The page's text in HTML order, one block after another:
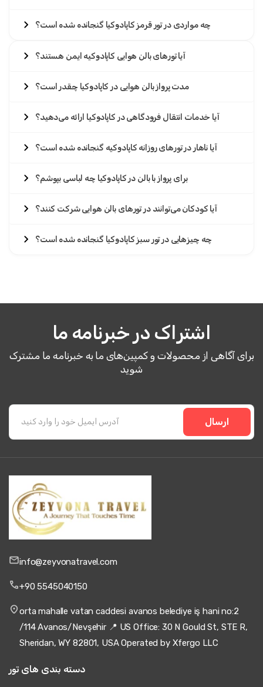
چه مواردی در تور قرمز کاپادوکیا گنجانده شده است؟
آیا تورهای بالن هوایی کاپادوکیه ایمن هستند؟
مدت پرواز بالن هوایی در کاپادوکیا چقدر است؟
آیا خدمات انتقال فرودگاهی در کاپادوکیا ارائه می‌دهید؟
آیا ناهار در تورهای روزانه کاپادوکیه گنجانده شده است؟
برای پرواز با بالن در کاپادوکیا چه لباسی بپوشم؟
آیا کودکان می‌توانند در تورهای بالن هوایی شرکت کنند؟
چه چیزهایی در تور سبز کاپادوکیا گنجانده شده است؟
اشتراک در خبرنامه ما
برای آگاهی از محصولات و کمپین‌های ما به خبرنامه ما مشترک
شوید
ارسال
info@zeyvonatravel.com
+90 5545040150
orta mahalle vatan caddesi avanos belediye iş hani no:2
/114 Avanos/Nevşehir 📍 US Office: 30 N Gould St, STE R,
Sheridan, WY 82801, USA Operated by Xfergo LLC
دسته بندی های تور